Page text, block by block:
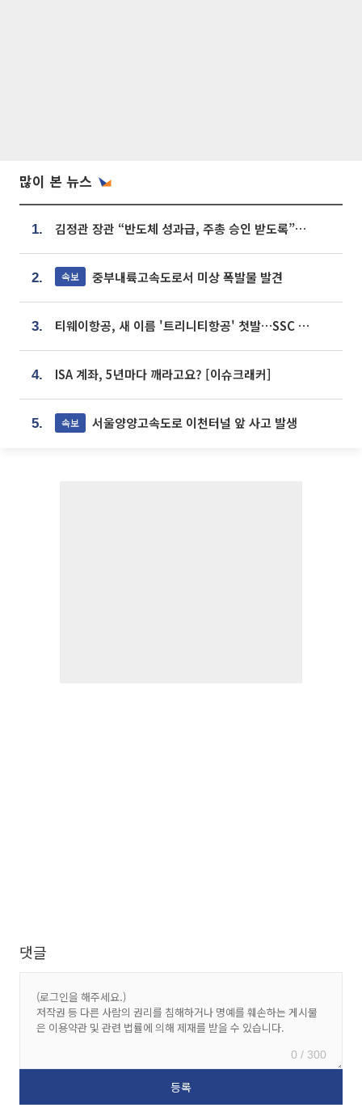
많이 본 뉴스
1. 김정관 장관 “반도체 성과급, 주총 승인 받도록”…상법·자본시장법 개정 시사
2. 속보 중부내륙고속도로서 미상 폭발물 발견
3. 티웨이항공, 새 이름 '트리니티항공' 첫발…SSC 전략 본격화
4. ISA 계좌, 5년마다 깨라고요? [이슈크래커]
5. 속보 서울양양고속도로 이천터널 앞 사고 발생
댓글
0 / 300